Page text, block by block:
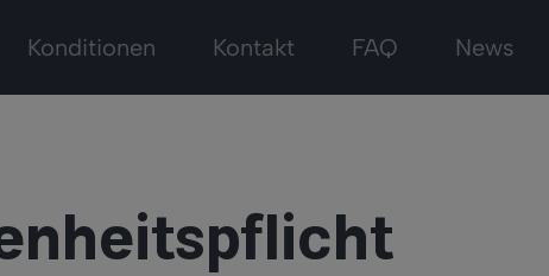
Konditionen Kontakt FAQ News